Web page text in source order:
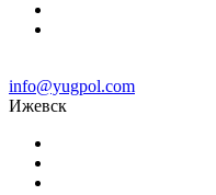
info@yugpol.com
Ижевск